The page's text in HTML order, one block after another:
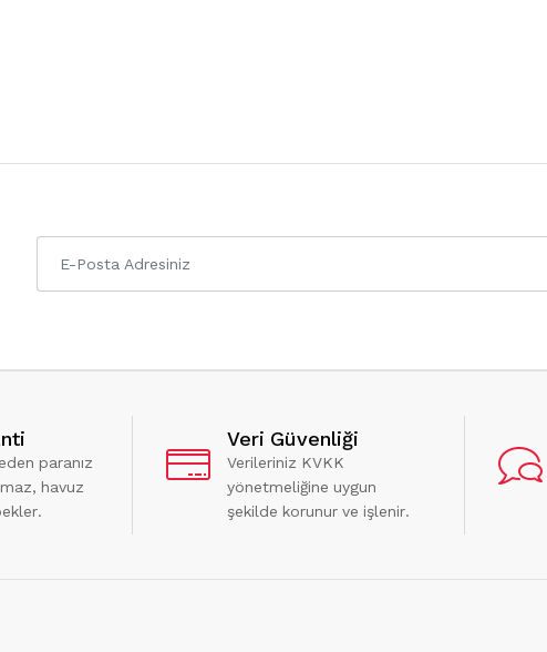
paranız
havuz
Veri Güvenliği
Verileriniz KVKK
yönetmeliğine uygun
şekilde korunur ve işlenir.